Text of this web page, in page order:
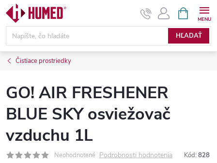
Prejsť
obsah
HĽADAŤ
KOŠÍK
Čistiace prostriedky
GO! AIR FRESHENER
BLUE SKY osviežovač
vzduchu 1L
Neohodnotené Podrobnosti hodnotenia Kód: 828